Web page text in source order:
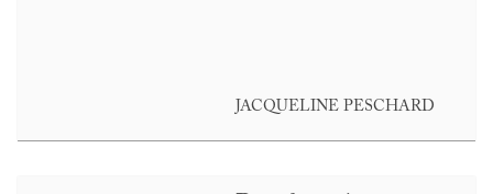
JACQUELINE PESCHARD